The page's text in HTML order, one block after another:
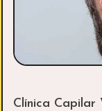
Clínica Capilar